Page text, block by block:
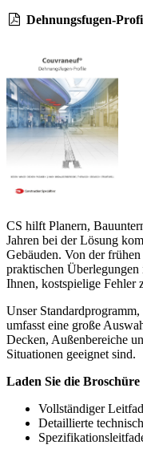
Dehnungsfugen-
CS hilft Planern,
Jahren bei der Lösung
Gebäuden. Von der
praktischen
Ihnen, kostspielige Fehler
Unser
umfasst eine große
Decken, Außenbereiche
Situationen geeignet sind.
Laden Sie die
Vollständiger
Detaillierte